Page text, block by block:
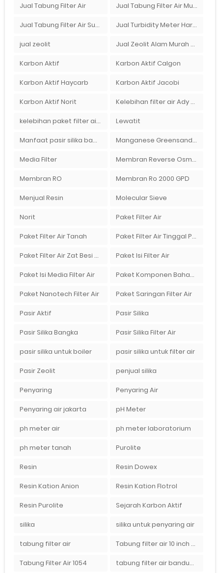
Jual Tabung Filter Air Jual Tabung Filter Air Murah
Jual Tabung Filter Air Surabaya Jual Turbidity Meter Harga Murah Di Sulawesi
jual zeolit Jual Zeolit Alam Murah Di Surabaya
Karbon Aktif Karbon Aktif Calgon
Karbon Aktif Haycarb Karbon Aktif Jacobi
Karbon Aktif Norit Kelebihan filter air Ady Water untuk menyaring air sumur bor di rumah"
kelebihan paket filter air Ady Water Lewatit
Manfaat pasir silika bagi kehidupan Manganese Greensand Plus
Media Filter Membran Reverse Osmosis
Membran RO Membran Ro 2000 GPD
Menjual Resin Molecular Sieve
Norit Paket Filter Air
Paket Filter Air Tanah Paket Filter Air Tinggal Pasang
Paket Filter Air Zat Besi Tinggi Paket Isi Filter Air
Paket Isi Media Filter Air Paket Komponen Bahan Filter Air
Paket Nanotech Filter Air Paket Saringan Filter Air
Pasir Aktif Pasir Silika
Pasir Silika Bangka Pasir Silika Filter Air
pasir silika untuk boiler pasir silika untuk filter air
Pasir Zeolit penjual silika
Penyaring Penyaring Air
Penyaring air jakarta pH Meter
ph meter air ph meter laboratorium
ph meter tanah Purolite
Resin Resin Dowex
Resin Kation Anion Resin Kation Flotrol
Resin Purolite Sejarah Karbon Aktif
silika silika untuk penyaring air
tabung filter air Tabung filter air 10 inch Agen tabung filter nanotec di bandung"
Tabung Filter Air 1054 tabung filter air bandung